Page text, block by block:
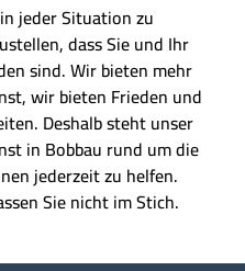
jeder Situation zu
dass Sie und Ihr
sind. Wir bieten mehr
wir bieten Frieden und
Deshalb steht unser
in Bobbau rund um die
jederzeit zu helfen.
Sie nicht im Stich.